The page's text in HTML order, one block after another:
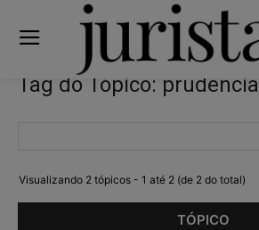
Tag do Tópico: prudência
Visualizando 2 tópicos - 1 até 2 (de 2 do total)
TÓPICO